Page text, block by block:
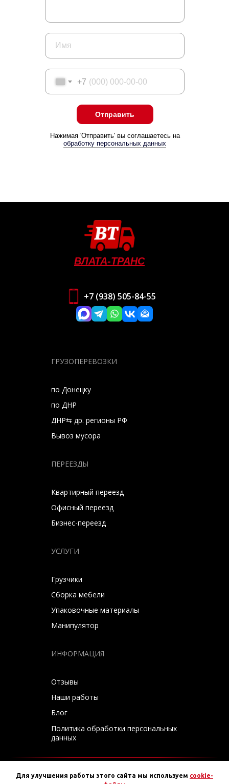
Имя
+7
Отправить
Нажимая 'Отправить' вы соглашаетесь на
обработку персональных данных
+7 (938) 505-84-55
Политика обработки персональных
данных
Блог
Наши работы
Отзывы
ИНФОРМАЦИЯ
Манипулятор
Упаковочные материалы
Сборка мебели
Грузчики
УСЛУГИ
Бизнес-переезд
Офисный переезд
Квартирный переезд
ПЕРЕЕЗДЫ
Вывоз мусора
ДНР⇆ др. регионы РФ
по ДНР
по Донецку
ГРУЗОПЕРЕВОЗКИ
ВЛАТА-ТРАНС
Для улучшения работы этого сайта мы используем cookie-